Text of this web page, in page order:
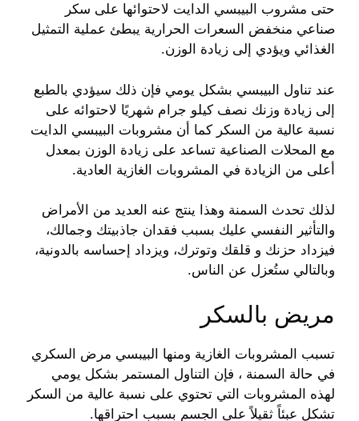
حتى مشروب البيبسي الدايت لاحتوائها على سكر
صناعي منخفض السعرات الحرارية يبطئ عملية التمثيل
الغذائي ويؤدي إلى زيادة الوزن.
عند تناول البيبسي بشكل يومي فإن ذلك سيؤدي بالطبع
إلى زيادة وزنك نصف كيلو جرام شهريًا لاحتوائه على
نسبة عالية من السكر كما أن مشروبات البيبسي الدايت
مع المحلات الصناعية تساعد على زيادة الوزن بمعدل
أعلى من الزيادة في المشروبات الغازية العادية.
لذلك تحدث السمنة وهذا ينتج عنه العديد من الأمراض
والتأثير النفسي عليك بسبب فقدان جاذبيتك وجمالك،
فيزداد حزنك و قلقك وتوترك، ويزداد إحساسه بالدونية،
وبالتالي ستُعزل عن الناس.
مريض بالسكر
تسبب المشروبات الغازية ومنها البيبسي مرض السكري
في حالة السمنة ، فإن التناول المستمر بشكل يومي
لهذه المشروبات التي تحتوي على نسبة عالية من السكر
تشكل عبئاً ثقيلاً على الجسم بسبب احتراقها.